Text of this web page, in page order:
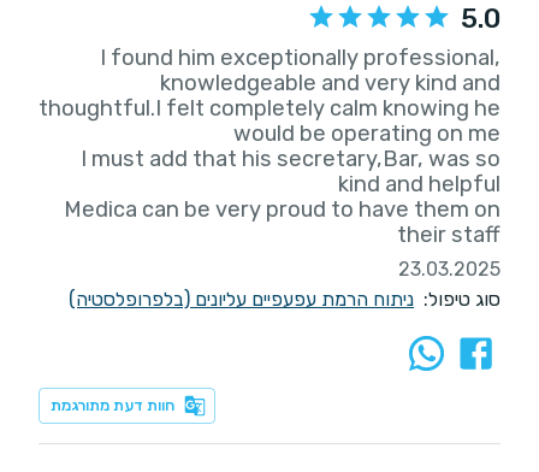
5.0
I found him exceptionally professional,
knowledgeable and very kind and
thoughtful.I felt completely calm knowing he
I must add that his secretary,Bar, was so
Medica can be very proud to have them on
their staff
23.03.2025
סוג טיפול: ניתוח הרמת עפעפיים עליונים (בלפרופלסטיה)
חוות דעת מתורגמת